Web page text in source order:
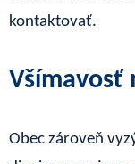
kontaktovať.
Všímavosť
Obec zároveň